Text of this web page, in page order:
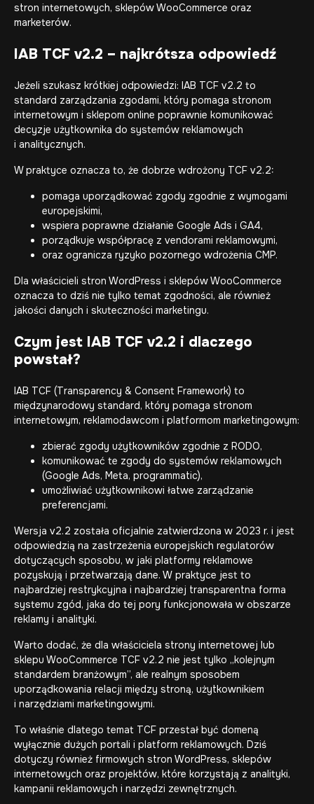
stron internetowych, sklepów WooCommerce oraz
marketerów.
IAB TCF v2.2 – najkrótsza odpowiedź
Jeżeli szukasz krótkiej odpowiedzi: IAB TCF v2.2 to
standard zarządzania zgodami, który pomaga stronom
internetowym i sklepom online poprawnie komunikować
decyzje użytkownika do systemów reklamowych
i analitycznych.
W praktyce oznacza to, że dobrze wdrożony TCF v2.2:
pomaga uporządkować zgody zgodnie z wymogami
europejskimi,
wspiera poprawne działanie Google Ads i GA4,
porządkuje współpracę z vendorami reklamowymi,
oraz ogranicza ryzyko pozornego wdrożenia CMP.
Dla właścicieli stron WordPress i sklepów WooCommerce
oznacza to dziś nie tylko temat zgodności, ale również
jakości danych i skuteczności marketingu.
Czym jest IAB TCF v2.2 i dlaczego
powstał?
IAB TCF (Transparency & Consent Framework) to
międzynarodowy standard, który pomaga stronom
internetowym, reklamodawcom i platformom marketingowym:
zbierać zgody użytkowników zgodnie z RODO,
komunikować te zgody do systemów reklamowych
(Google Ads, Meta, programmatic),
umożliwiać użytkownikowi łatwe zarządzanie
preferencjami.
Wersja v2.2 została oficjalnie zatwierdzona w 2023 r. i jest
odpowiedzią na zastrzeżenia europejskich regulatorów
dotyczących sposobu, w jaki platformy reklamowe
pozyskują i przetwarzają dane. W praktyce jest to
najbardziej restrykcyjna i najbardziej transparentna forma
systemu zgód, jaka do tej pory funkcjonowała w obszarze
reklamy i analityki.
Warto dodać, że dla właściciela strony internetowej lub
sklepu WooCommerce TCF v2.2 nie jest tylko „kolejnym
standardem branżowym”, ale realnym sposobem
uporządkowania relacji między stroną, użytkownikiem
i narzędziami marketingowymi.
To właśnie dlatego temat TCF przestał być domeną
wyłącznie dużych portali i platform reklamowych. Dziś
dotyczy również firmowych stron WordPress, sklepów
internetowych oraz projektów, które korzystają z analityki,
kampanii reklamowych i narzędzi zewnętrznych.